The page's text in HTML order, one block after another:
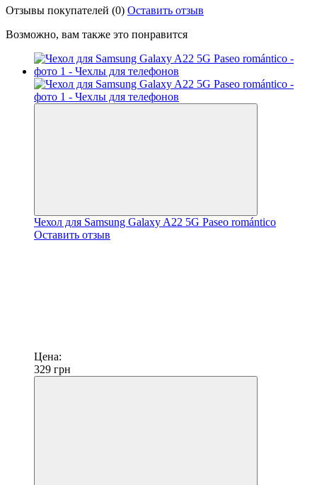
Отзывы покупателей (0) Оставить отзыв
Возможно, вам также это понравится
Чехол для Samsung Galaxy A22 5G Paseo romántico
Оставить отзыв
Цена:
329 грн